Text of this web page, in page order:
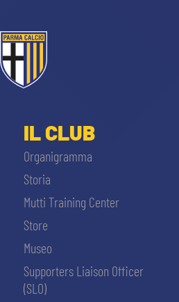
IL CLUB
Organigramma
Storia
Mutti Training Center
Store
Museo
Supporters Liaison Officer
(SLO)